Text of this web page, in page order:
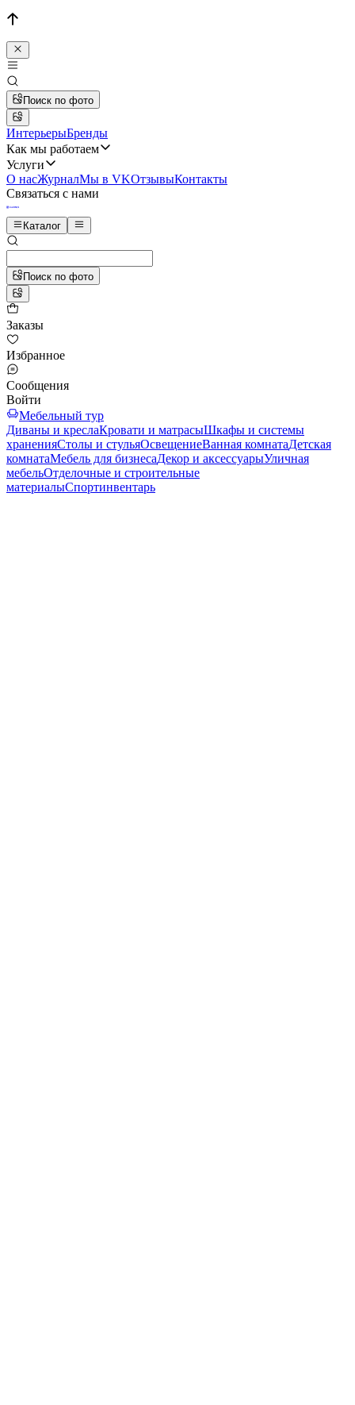
Поиск по фото
ИнтерьерыБренды
Как мы работаем
Услуги
О насЖурналМы в VKОтзывыКонтакты
Связаться с нами
Каталог
Поиск по фото
Заказы
Избранное
Сообщения
Войти
Мебельный тур
Диваны и креслаКровати и матрасыШкафы и системы
храненияСтолы и стульяОсвещениеВанная комнатаДетская
комнатаМебель для бизнесаДекор и аксессуарыУличная
мебельОтделочные и строительные
материалыСпортинвентарь